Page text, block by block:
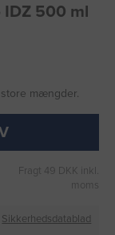
500 ml
mængder.
Fragt 49 DKK inkl.
moms
Sikkerhedsdatablad